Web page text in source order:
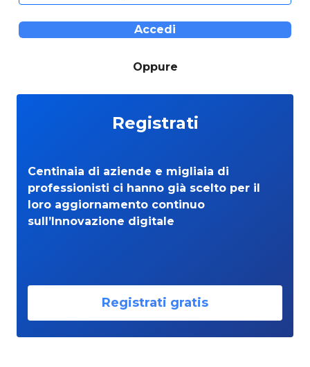
Accedi
Oppure
Registrati
Centinaia di aziende e migliaia di
professionisti ci hanno già scelto per il
loro aggiornamento continuo
sull’Innovazione digitale
Registrati gratis